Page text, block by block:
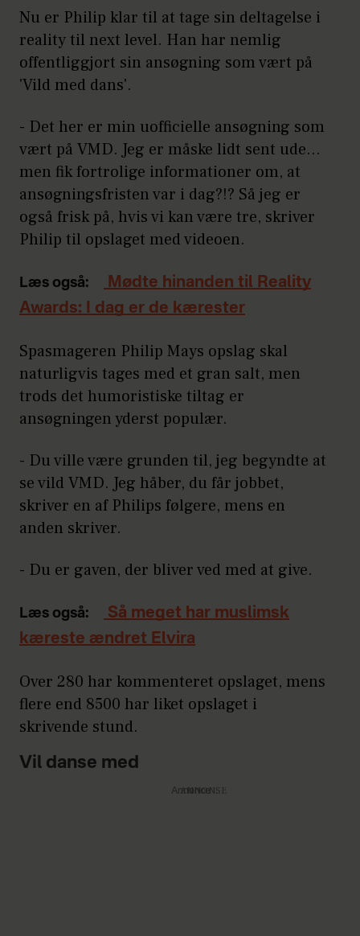
Nu er Philip klar til at tage sin deltagelse i
reality til next level. Han har nemlig
offentliggjort sin ansøgning som vært på
'Vild med dans'.
- Det her er min uofficielle ansøgning som
vært på VMD. Jeg er måske lidt sent ude…
men fik fortrolige informationer om, at
ansøgningsfristen var i dag?!? Så jeg er
også frisk på, hvis vi kan være tre, skriver
Philip til opslaget med videoen.
Læs også:
Mødte hinanden til Reality
Awards: I dag er de kærester
Spasmageren Philip Mays opslag skal
naturligvis tages med et gran salt, men
trods det humoristiske tiltag er
ansøgningen yderst populær.
- Du ville være grunden til, jeg begyndte at
se vild VMD. Jeg håber, du får jobbet,
skriver en af Philips følgere, mens en
anden skriver.
- Du er gaven, der bliver ved med at give.
Læs også:
Så meget har muslimsk
kæreste ændret Elvira
Over 280 har kommenteret opslaget, mens
flere end 8500 har liket opslaget i
skrivende stund.
Vil danse med
Annonce